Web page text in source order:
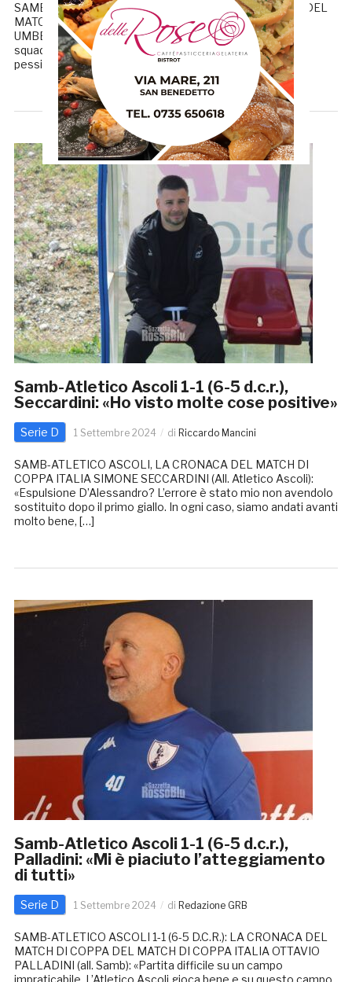
SAMB-ATLETICO ASCOLI 1-1 (6-5 D.C.R.): LA CRONACA DEL
MATCH DI COPPA LE PAROLE DI OTTAVIO PALLADINI
UMBERTO EUSEPI (Att. Samb): «Abbiamo affrontato una
squadra importante, giocando su un terreno di gioco in
pessime condizioni. Una […]
Samb-Atletico Ascoli 1-1 (6-5 d.c.r.),
Seccardini: «Ho visto molte cose positive»
Serie D 1 Settembre 2024 di Riccardo Mancini
SAMB-ATLETICO ASCOLI, LA CRONACA DEL MATCH DI
COPPA ITALIA SIMONE SECCARDINI (All. Atletico Ascoli):
«Espulsione D’Alessandro? L’errore è stato mio non avendolo
sostituito dopo il primo giallo. In ogni caso, siamo andati avanti
molto bene, […]
Samb-Atletico Ascoli 1-1 (6-5 d.c.r.),
Palladini: «Mi è piaciuto l’atteggiamento
di tutti»
Serie D 1 Settembre 2024 di Redazione GRB
SAMB-ATLETICO ASCOLI 1-1 (6-5 D.C.R.): LA CRONACA DEL
MATCH DI COPPA DEL MATCH DI COPPA ITALIA OTTAVIO
PALLADINI (all. Samb): «Partita difficile su un campo